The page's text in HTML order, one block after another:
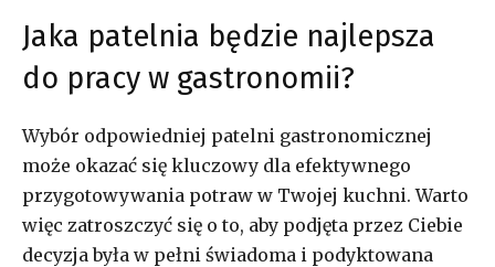
Jaka patelnia będzie najlepsza
do pracy w gastronomii?
Wybór odpowiedniej patelni gastronomicznej
może okazać się kluczowy dla efektywnego
przygotowywania potraw w Twojej kuchni. Warto
więc zatroszczyć się o to, aby podjęta przez Ciebie
decyzja była w pełni świadoma i podyktowana